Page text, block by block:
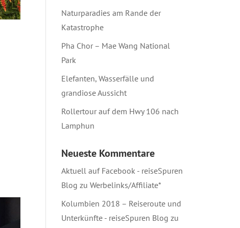
Naturparadies am Rande der
Katastrophe
Pha Chor – Mae Wang National
Park
Elefanten, Wasserfälle und
grandiose Aussicht
Rollertour auf dem Hwy 106 nach
Lamphun
Neueste Kommentare
Aktuell auf Facebook - reiseSpuren
Blog zu Werbelinks/Affiliate*
Kolumbien 2018 – Reiseroute und
Unterkünfte - reiseSpuren Blog zu